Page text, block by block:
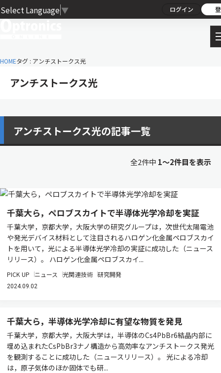
Select Language ▼ ログイン
HOMEタグ : アンチストークス光
アンチストークス光
アンチストークス光の記事一覧
全2件中 1〜2件目を表示
千葉大ら，ペロブスカイトで半導体光学冷却を実証
千葉大学，京都大学，大阪大学の研究グループは，次世代太陽電池
や発光デバイス材料として注目されるハロゲン化金属ペロブスカイ
トを用いて，光による半導体光学冷却の実証に成功した（ニュース
リリース）。 ハロゲン化金属ペロブスカイ...
PICK UP ニュース 光関連技術 研究開発
2024.09.02
千葉大ら，半導体光学冷却に有望な物質を発見
千葉大学，京都大学，大阪大学は，半導体のCs4PbBr6結晶内部に
埋め込まれたCsPbBr3ナノ構造から高効率なアンチストークス発光
を観測することに成功した（ニュースリリース）。 光による冷却
は，原子気体のほか固体でも研...